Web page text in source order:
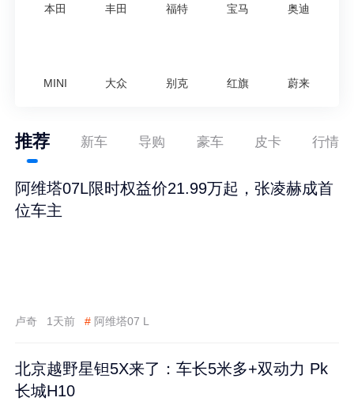
本田 丰田 福特 宝马 奥迪
MINI 大众 别克 红旗 蔚来
推荐 新车 导购 豪车 皮卡 行情
阿维塔07L限时权益价21.99万起，张凌赫成首
位车主
卢奇 1天前 # 阿维塔07 L
北京越野星钽5X来了：车长5米多+双动力 Pk
长城H10